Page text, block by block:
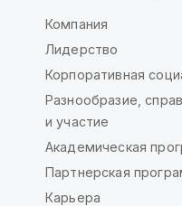
Компания
Лидерство
Корпоративная
Разнообразие,
и участие
Академическая
Партнерская
Карьера